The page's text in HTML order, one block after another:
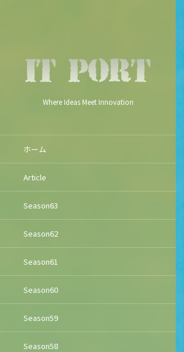
Where Ideas Meet Innovation
ホーム
Article
Season63
Season62
Season61
Season60
Season59
Season58